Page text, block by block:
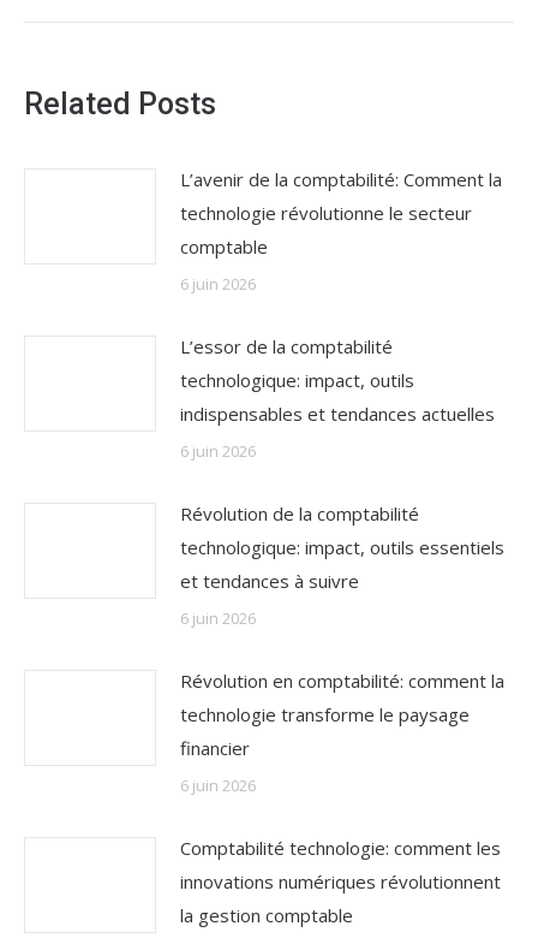
:
Related Posts
L’avenir de la comptabilité: Comment la
technologie révolutionne le secteur
comptable
6 juin 2026
L’essor de la comptabilité
technologique: impact, outils
indispensables et tendances actuelles
6 juin 2026
Révolution de la comptabilité
technologique: impact, outils essentiels
et tendances à suivre
6 juin 2026
Révolution en comptabilité: comment la
technologie transforme le paysage
financier
6 juin 2026
Comptabilité technologie: comment les
innovations numériques révolutionnent
la gestion comptable